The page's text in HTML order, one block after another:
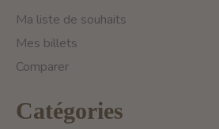
Ma liste de souhaits
Mes billets
Comparer
Catégories